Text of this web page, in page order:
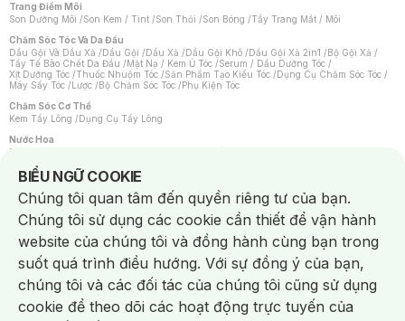
Trang Điểm Môi
Son Dưỡng Môi /Son Kem / Tint /Son Thỏi /Son Bóng /Tẩy Trang Mắt / Môi
Chăm Sóc Tóc Và Da Đầu
Dầu Gội Và Dầu Xả /Dầu Gội /Dầu Xả /Dầu Gội Khô /Dầu Gội Xả 2in1 /Bộ Gội Xả /
Tẩy Tế Bào Chết Da Đầu /Mặt Nạ / Kem Ủ Tóc /Serum / Dầu Dưỡng Tóc /
Xịt Dưỡng Tóc /Thuốc Nhuộm Tóc /Sản Phẩm Tạo Kiểu Tóc /Dụng Cụ Chăm Sóc Tóc /
Máy Sấy Tóc /Lược /Bộ Chăm Sóc Tóc /Phụ Kiện Tóc
Chăm Sóc Cơ Thể
Kem Tẩy Lông /Dụng Cụ Tẩy Lông
Nước Hoa
Nước Hoa Nữ
Chăm Sóc Cá Nhân
Chống Muỗi /Khẩu Trang /Máy Massage/Mặt Nạ Xông Hơi /Nước Rửa Tay/
Sản Phẩm Chăm Sóc Khác /Bàn Chải Đánh Răng /Bàn Chải Điện/
Hỗ Trợ Trắng Răng/Kem Đánh Răng /Máy Tăm Nước/ Nước Súc Miệng/
Tăm / Chỉ Nha Khoa/ Xịt Thơm Miệng / Dung Dịch Vệ Sinh/Dưỡng Vùng Kín/
Khăn Ướt Vệ Sinh Vùng Kín/Băng Vệ Sinh/Tampon/Bọt Cạo Râu /Dao Cạo Râu/
Máy Cạo Râu
Vấn Đề Về Da
Da Dầu / Lỗ Chân Lông To/ Da Khô / Mất Nước/ Da Lão Hóa/ Da Mụn/
Da Nhạy Cảm / Kích Ứng
Da Xỉn Màu Thâm / Nám / Tàn Nhang
Quầng Thâm & Bọng Mắt /Sẹo /Viêm Da Cơ Địa
BIỂU NGỮ COOKIE
Notice about cookies usage
Chúng tôi quan tâm đến quyền riêng tư của bạn.
Chúng tôi sử dụng các cookie cần thiết để vận hành
website của chúng tôi và đồng hành cùng bạn trong
suốt quá trình điều hướng. Với sự đồng ý của bạn,
chúng tôi và các đối tác của chúng tôi cũng sử dụng
cookie để theo dõi các hoạt động trực tuyến của